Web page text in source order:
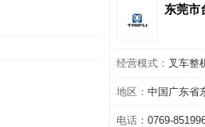
东莞市
经营模式： 叉车整
地区： 中国广东省
电话： 0769-